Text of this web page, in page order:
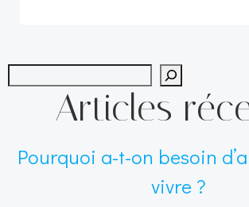
Articles
Pourquoi a-t-on besoin
vivre ?